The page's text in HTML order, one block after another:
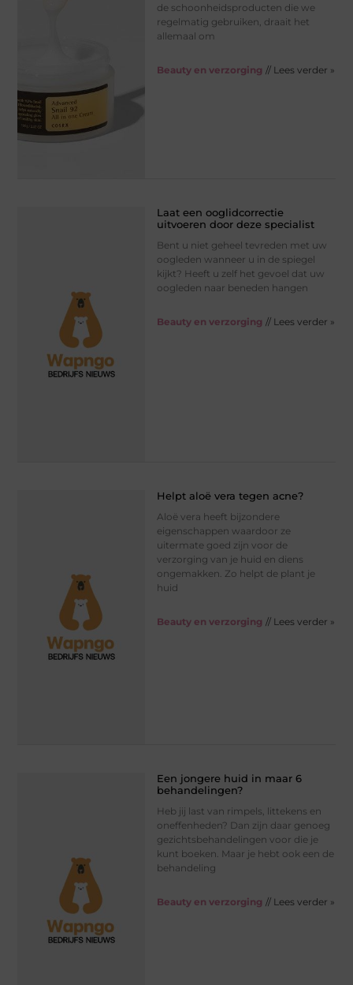
de schoonheidsproducten die we
regelmatig gebruiken, draait het
allemaal om
Beauty en verzorging // Lees verder »
Laat een ooglidcorrectie
uitvoeren door deze specialist
Bent u niet geheel tevreden met uw
oogleden wanneer u in de spiegel
kijkt? Heeft u zelf het gevoel dat uw
oogleden naar beneden hangen
Beauty en verzorging // Lees verder »
Helpt aloë vera tegen acne?
Aloë vera heeft bijzondere
eigenschappen waardoor ze
uitermate goed zijn voor de
verzorging van je huid en diens
ongemakken. Zo helpt de plant je
huid
Beauty en verzorging // Lees verder »
Een jongere huid in maar 6
behandelingen?
Heb jij last van rimpels, littekens en
oneffenheden? Dan zijn daar genoeg
gezichtsbehandelingen voor die je
kunt boeken. Maar je hebt ook een de
behandeling
Beauty en verzorging // Lees verder »